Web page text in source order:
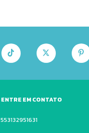
ENTRE EM CONTATO
553132951631